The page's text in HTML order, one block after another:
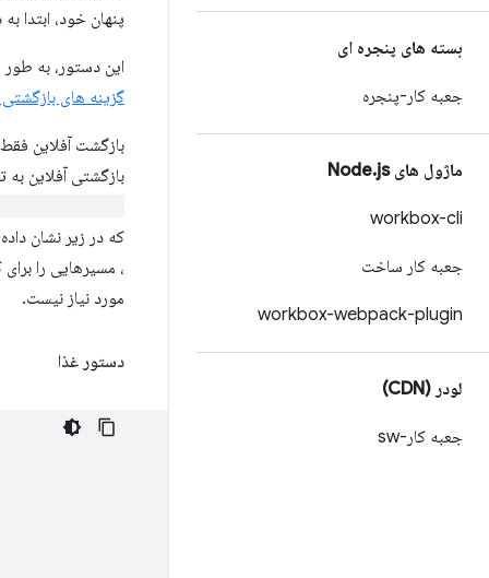
بسته های پنجره ای
جعبه کار-پنجره
ماژول های Node .js
workbox-cli
جعبه کار ساخت
workbox-webpack-plugin
لودر (CDN)
جعبه کار-sw
پنهان خود، ابتدا
این دستور، به
گزینه های بازگشتی
بازگشت آفلاین
بازگشتی آفلاین به
که در زیر نشان
، مسیرهایی را
مورد نیاز نیست.
دستور غذا